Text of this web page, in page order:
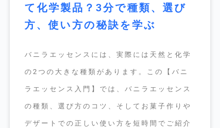
て化学製品？3分で種類、選び
方、使い方の秘訣を学ぶ
バニラエッセンスには、実際には天然と化学
の2つの大きな種類があります。この【バニ
ラエッセンス入門】では、バニラエッセンス
の種類、選び方のコツ、そしてお菓子作りや
デザートでの正しい使い方を短時間でご紹介